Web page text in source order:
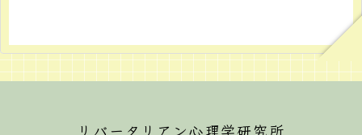
リバータリアン心理学研究所